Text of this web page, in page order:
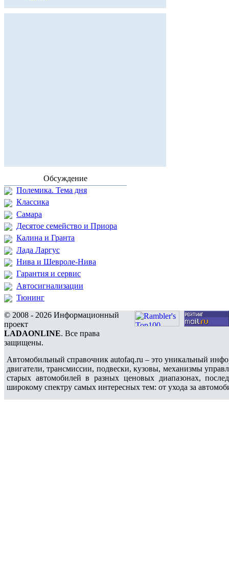
Обсуждение
Полемика. Тема дня
Классика
Самара
Десятое семейство и Приора
Калина и Гранта
Лада Ларгус
Нива и Шевроле-Нива
Гарантия и сервис
Автосигнализации
Тюнинг
© 2008 - 2026 Информационный
проект
LADAONLINE. Все права
защищены.
Автомобильный справочник autofaq.ru – это уникальный
двигатели, трансмиссии, подвески, кузовы, механизмы
старых автомобилей в разных ценовых диапазонах,
широкому спектру самых интересных тем: от ухода за